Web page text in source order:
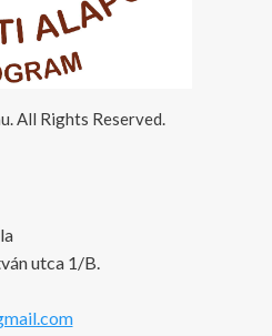
All Rights Reserved.
utca 1/B.